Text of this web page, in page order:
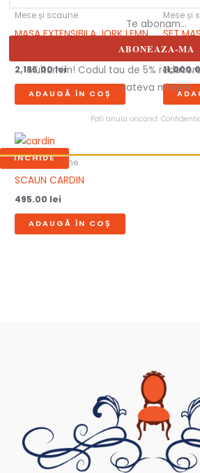
Mese și scaune
MASA EXTENSIBILA JORK LEMN
2,185.00lei
ADAUGĂ ÎN COȘ
Mese și
SET
SCAUNE
Mese și scaune
SCAUN CARDIN
495.00 lei
ADAUGĂ ÎN COȘ
Te abonam...
ABONEAZA-MA
Multumim! Codul tau de 5%
cateva minute.
Poti anula oricand.
INCHIDE